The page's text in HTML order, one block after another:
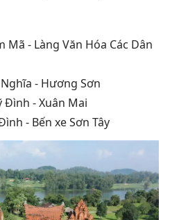
Mã - Làng Văn Hóa Các Dân
Nghĩa - Hương Sơn
Đình - Xuân Mai
- Bến xe Sơn Tây